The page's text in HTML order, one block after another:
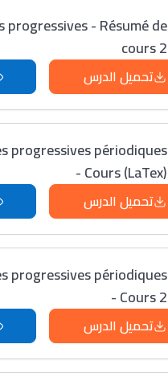
progressives - Résumé de
cours 2
تحميل الدرس
progressives périodiques
- Cours (LaTex)
تحميل الدرس
progressives périodiques
- Cours 2
تحميل الدرس